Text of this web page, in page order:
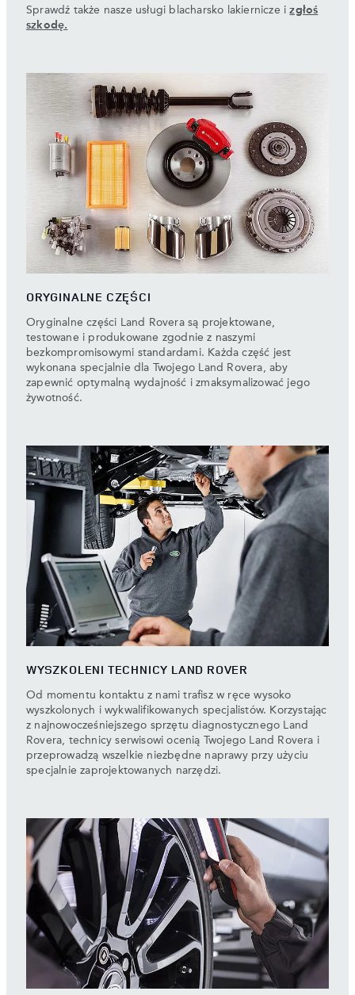
Sprawdź także nasze usługi blacharsko lakiernicze izgłoś
szkodę.
ORYGINALNE CZĘŚCI
Oryginalne części Land Rovera są projektowane,
testowane i produkowane zgodnie z naszymi
bezkompromisowymi standardami. Każda część jest
wykonana specjalnie dla Twojego Land Rovera, aby
zapewnić optymalną wydajność i zmaksymalizować jego
żywotność.
WYSZKOLENI TECHNICY LAND ROVER
Od momentu kontaktu z nami trafisz w ręce wysoko
wyszkolonych i wykwalifikowanych specjalistów. Korzystając
z najnowocześniejszego sprzętu diagnostycznego Land
Rovera, technicy serwisowi ocenią Twojego Land Rovera i
przeprowadzą wszelkie niezbędne naprawy przy użyciu
specjalnie zaprojektowanych narzędzi.